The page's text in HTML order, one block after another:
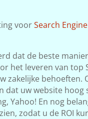
voorSearch
dat de beste
het leveren van top
zakelijke behoeften.
dat uw website hoog
Yahoo! En nog
zodat u de ROI